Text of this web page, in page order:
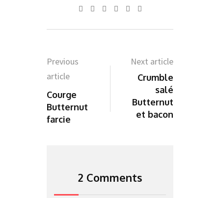
Whatsapp
Pinterest
SharePrint
Previous
article
Courge
Butternut
farcie
Next article
Crumble
salé
Butternut
et bacon
2 Comments